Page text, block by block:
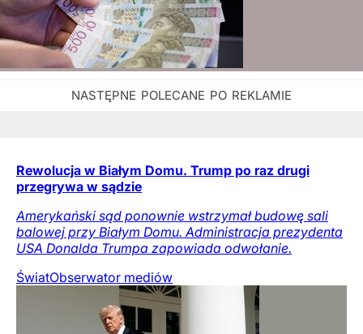
Rewolucja w Białym Domu. Trump po raz drugi
przegrywa w sądzie
Amerykański sąd ponownie wstrzymał budowę sali
balowej przy Białym Domu. Administracja prezydenta
USA Donalda Trumpa zapowiada odwołanie.
ŚwiatObserwator mediów